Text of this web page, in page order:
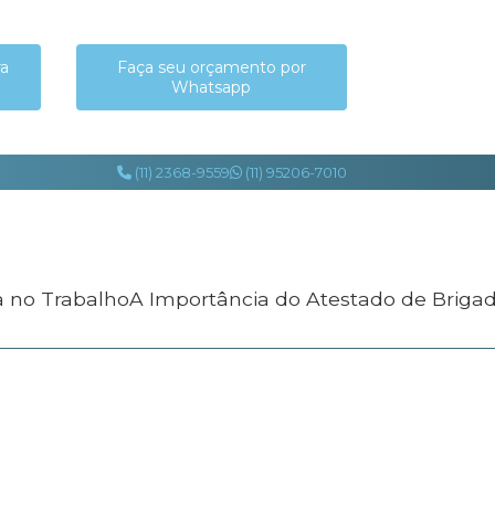
Faça seu orçamento por
Whatsapp
(11) 2368-9559 (11) 95206-7010
no Trabalho
A Importância do Atestado de